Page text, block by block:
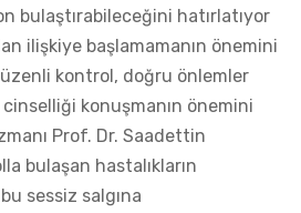
bulaştırabileceğini hatırlatıyor
ilişkiye başlamamanın önemini
kontrol, doğru önlemler
konuşmanın önemini
Prof. Dr. Saadettin
bulaşan hastalıkların
sessiz salgına